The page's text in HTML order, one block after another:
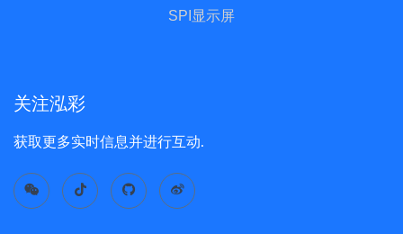
SPI显示屏
关注泓彩
获取更多实时信息并进行互动.